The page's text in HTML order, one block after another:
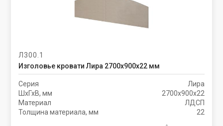
Л300.1
Изголовье кровати Лира 2700х900х22 мм
Серия
Лира
ШхГхВ, мм
2700х900х22
Материал
ЛДСП
Толщина материала, мм
22